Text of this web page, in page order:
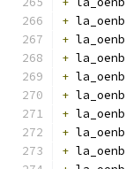
+ la_oenb
+ la_oenb
+ la_oenb
+ la_oenb
+ la_oenb
+ la_oenb
+ la_oenb
+ la_oenb